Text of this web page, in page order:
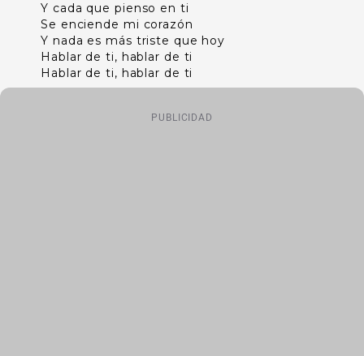
Y cada que pienso en ti
Se enciende mi corazón
Y nada es más triste que hoy
Hablar de ti, hablar de ti
Hablar de ti, hablar de ti
PUBLICIDAD